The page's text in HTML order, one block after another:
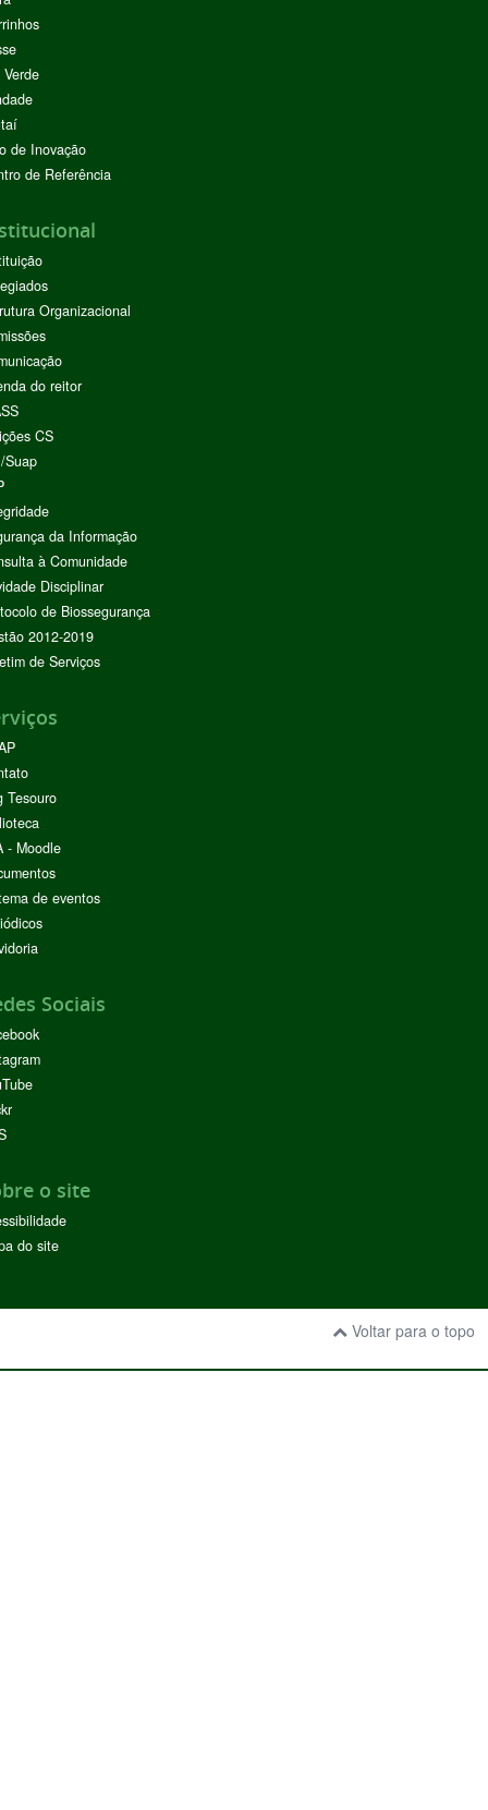
de Inovação
de Referência
Organizacional
do reitor
CS
Suap
da Informação
à Comunidade
Disciplinar
de Biossegurança
2012-2019
de Serviços
Tesouro
- Moodle
de eventos
Sociais
o site
do site
Voltar para o topo